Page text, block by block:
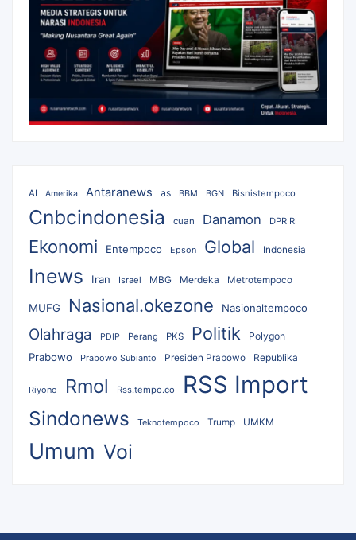
AI Amerika Antaranews as BBM BGN Bisnistempoco
Cnbcindonesia cuan Danamon DPR RI
Ekonomi Entempoco Epson Global Indonesia
Inews Iran Israel MBG Merdeka Metrotempoco
MUFG Nasional.okezone Nasionaltempoco
Olahraga PDIP Perang PKS Politik Polygon
Prabowo Prabowo Subianto Presiden Prabowo Republika
Riyono Rmol Rss.tempo.co RSS Import
Sindonews Teknotempoco Trump UMKM
Umum Voi